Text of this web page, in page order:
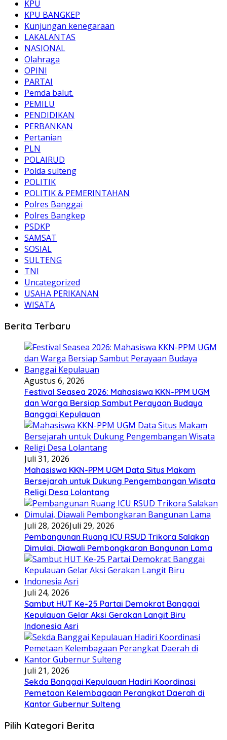
KPU
KPU BANGKEP
Kunjungan kenegaraan
LAKALANTAS
NASIONAL
Olahraga
OPINI
PARTAI
Pemda balut.
PEMILU
PENDIDIKAN
PERBANKAN
Pertanian
PLN
POLAIRUD
Polda sulteng
POLITIK
POLITIK & PEMERINTAHAN
Polres Banggai
Polres Bangkep
PSDKP
SAMSAT
SOSIAL
SULTENG
TNI
Uncategorized
USAHA PERIKANAN
WISATA
Berita Terbaru
Agustus 6, 2026
Festival Seasea 2026: Mahasiswa KKN-PPM UGM
dan Warga Bersiap Sambut Perayaan Budaya
Banggai Kepulauan
Juli 31, 2026
Mahasiswa KKN-PPM UGM Data Situs Makam
Bersejarah untuk Dukung Pengembangan Wisata
Religi Desa Lolantang
Juli 28, 2026Juli 29, 2026
Pembangunan Ruang ICU RSUD Trikora Salakan
Dimulai, Diawali Pembongkaran Bangunan Lama
Juli 24, 2026
Sambut HUT Ke-25 Partai Demokrat Banggai
Kepulauan Gelar Aksi Gerakan Langit Biru
Indonesia Asri
Juli 21, 2026
Sekda Banggai Kepulauan Hadiri Koordinasi
Pemetaan Kelembagaan Perangkat Daerah di
Kantor Gubernur Sulteng
Pilih Kategori Berita